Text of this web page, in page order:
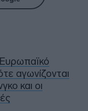
αγωνίζονται
και οι